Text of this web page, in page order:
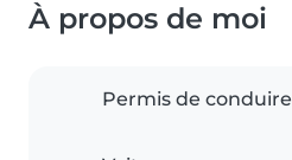
À propos de moi
Permis de conduire